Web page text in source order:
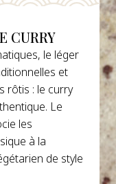
CURRY
le léger
et
rôtis : le curry
Le
les
à la
de style